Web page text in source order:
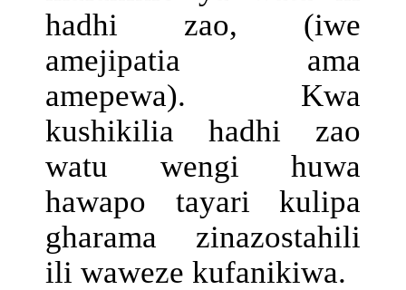
hadhi zao, (iwe
amejipatia ama
amepewa). Kwa
kushikilia hadhi zao
watu wengi huwa
hawapo tayari kulipa
gharama zinazostahili
ili waweze kufanikiwa.